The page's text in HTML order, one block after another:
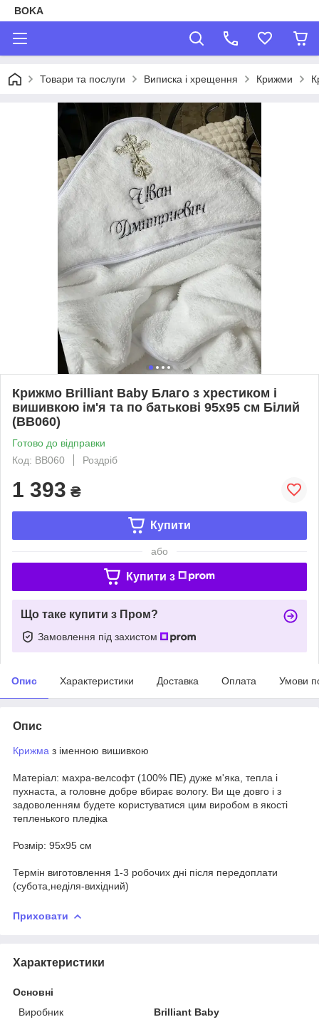
BOKA
Товари та послуги Виписка і хрещення Крижми
Крижмо Brilliant Baby Благо з хрестиком і
вишивкою ім'я та по батькові 95х95 см Білий
(BB060)
Готово до відправки
Код: BB060
Роздріб
1 393 ₴
Купити
або
Купити з
Що таке купити з Пром?
Замовлення під захистом
Опис Характеристики Доставка Оплата Умови
Опис
Крижма з іменною вишивкою
Матеріал: махра-велсофт (100% ПЕ) дуже м'яка, тепла і
пухнаста, а головне добре вбирає вологу. Ви ще довго і з
задоволенням будете користуватися цим виробом в якості
тепленького пледіка
Розмір: 95х95 см
Термін виготовлення 1-3 робочих дні після передоплати
(субота,неділя-вихідний)
Приховати
Характеристики
Основні
Виробник
Brilliant Baby